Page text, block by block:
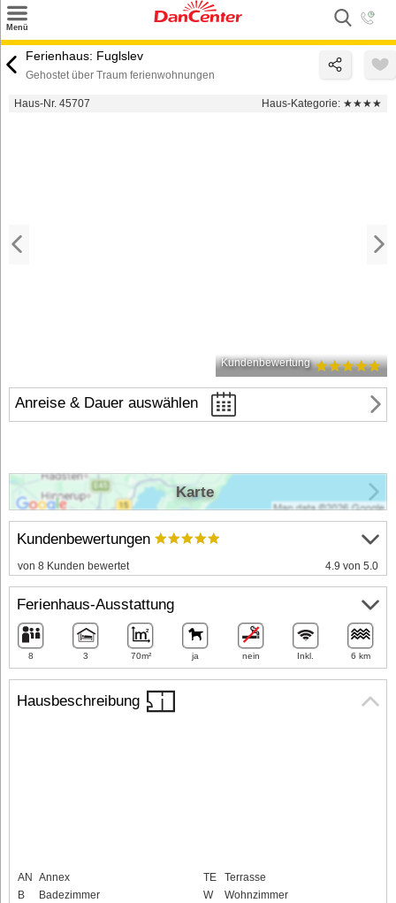
Menü
Suchen
Ferienhaus: Fuglslev
Gehostet über Traum ferienwohnungen
Haus-Nr. 45707 Haus-Kategorie: ★★★★
Kundenbewertung
Anreise & Dauer auswählen
Hausbeschreibung
AN
Annex
B
Badezimmer
TE
Terrasse
W
Wohnzimmer
Kundenbewertungen
von 8 Kunden bewertet 4.9 von 5.0
Ferienhaus-Ausstattung
8 3 70m² ja nein Inkl. 6 km
Karte